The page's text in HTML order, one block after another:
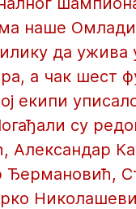
наше
да ужива
а чак шест
екипи
су
Александар
Ђермановић,